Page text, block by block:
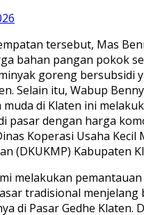
tersebut, Mas
bahan pangan pokok
goreng bersubsidi
Selain itu, Wabup
muda di Klaten ini
pasar dengan harga
Koperasi Usaha Kecil
(DKUKMP) Kabupaten
melakukan
tradisional menjelang
di Pasar Gedhe Klaten.